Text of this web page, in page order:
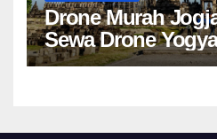
Drone Murah
Sewa Drone